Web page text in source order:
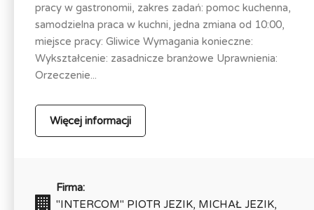
pracy w gastronomii, zakres zadań: pomoc kuchenna,
samodzielna praca w kuchni, jedna zmiana od 10:00,
miejsce pracy: Gliwice Wymagania konieczne:
Wykształcenie: zasadnicze branżowe Uprawnienia:
Orzeczenie...
Więcej informacji
Firma:
"INTERCOM" PIOTR JEZIK, MICHAŁ JEZIK,